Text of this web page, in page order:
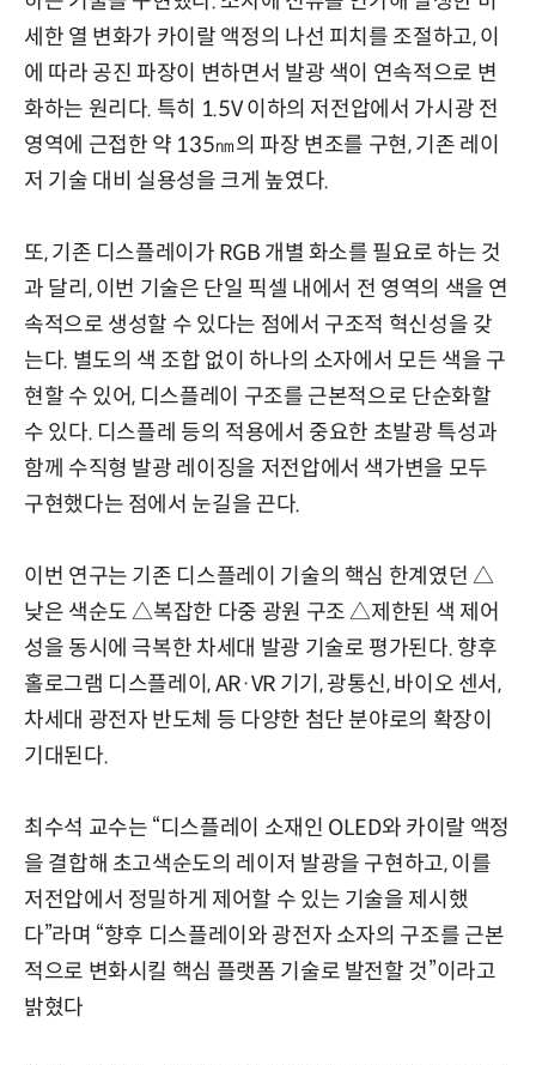
세한 열 변화가 카이랄 액정의 나선 피치를 조절하고, 이
에 따라 공진 파장이 변하면서 발광 색이 연속적으로 변
화하는 원리다. 특히 1.5V 이하의 저전압에서 가시광 전
영역에 근접한 약 135㎚의 파장 변조를 구현, 기존 레이
저 기술 대비 실용성을 크게 높였다.
또, 기존 디스플레이가 RGB 개별 화소를 필요로 하는 것
과 달리, 이번 기술은 단일 픽셀 내에서 전 영역의 색을 연
속적으로 생성할 수 있다는 점에서 구조적 혁신성을 갖
는다. 별도의 색 조합 없이 하나의 소자에서 모든 색을 구
현할 수 있어, 디스플레이 구조를 근본적으로 단순화할
수 있다. 디스플레 등의 적용에서 중요한 초발광 특성과
함께 수직형 발광 레이징을 저전압에서 색가변을 모두
구현했다는 점에서 눈길을 끈다.
이번 연구는 기존 디스플레이 기술의 핵심 한계였던 △
낮은 색순도 △복잡한 다중 광원 구조 △제한된 색 제어
성을 동시에 극복한 차세대 발광 기술로 평가된다. 향후
홀로그램 디스플레이, AR·VR 기기, 광통신, 바이오 센서,
차세대 광전자 반도체 등 다양한 첨단 분야로의 확장이
기대된다.
최수석 교수는 “디스플레이 소재인 OLED와 카이랄 액정
을 결합해 초고색순도의 레이저 발광을 구현하고, 이를
저전압에서 정밀하게 제어할 수 있는 기술을 제시했
다”라며 “향후 디스플레이와 광전자 소자의 구조를 근본
적으로 변화시킬 핵심 플랫폼 기술로 발전할 것”이라고
밝혔다